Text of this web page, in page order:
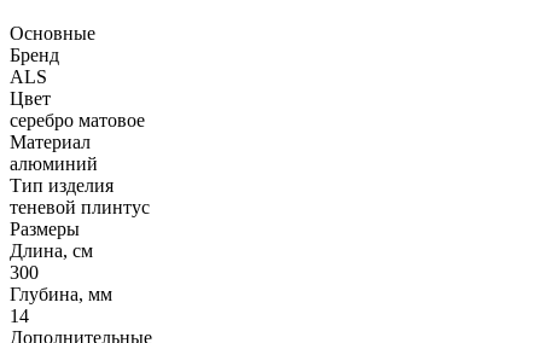
Основные
Бренд
ALS
Цвет
серебро матовое
Материал
алюминий
Тип изделия
теневой плинтус
Размеры
Длина, см
300
Глубина, мм
14
Дополнительные